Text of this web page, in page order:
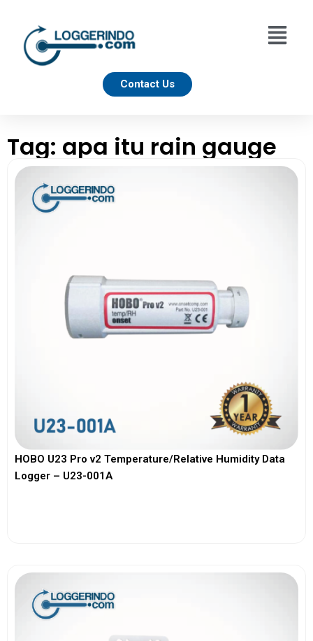
Contact Us
Tag: apa itu rain gauge
HOBO U23 Pro v2 Temperature/Relative Humidity Data
Logger – U23-001A